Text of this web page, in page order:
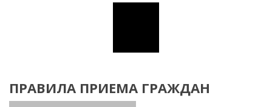
ПРАВИЛА ПРИЕМА ГРАЖДАН